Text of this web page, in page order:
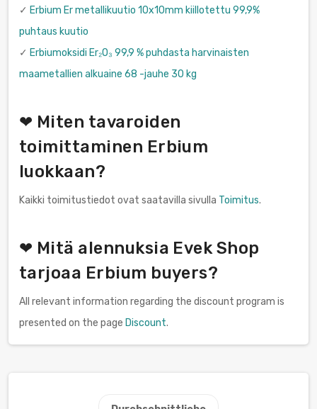
✓ Erbium Er metallikuutio 10x10mm kiillotettu 99,9%
puhtaus kuutio
✓ Erbiumoksidi Er₂O₃ 99,9 % puhdasta harvinaisten
maametallien alkuaine 68 -jauhe 30 kg
❤ Miten tavaroiden
toimittaminen Erbium
luokkaan?
Kaikki toimitustiedot ovat saatavilla sivulla Toimitus.
❤ Mitä alennuksia Evek Shop
tarjoaa Erbium buyers?
All relevant information regarding the discount program is
presented on the page Discount.